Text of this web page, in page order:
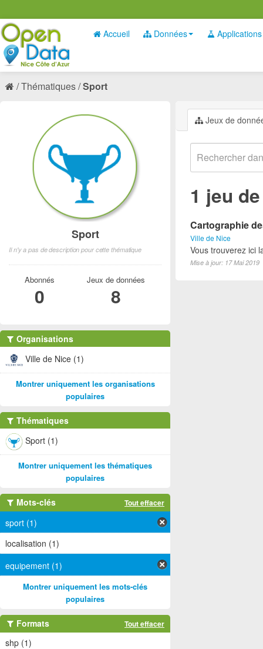
Accueil Données Applications
Thématiques Sport
Jeux de
1 jeu
Cartographie
Ville de Nice
Vous trouverez ici
Mise à jour: 17 Mai 2019
Sport
Il n'y a pas de description pour cette thématique
Abonnés
0
Jeux de données
8
Organisations
Ville de Nice (1)
Montrer uniquement les organisations
populaires
Thématiques
Sport (1)
Montrer uniquement les thématiques
populaires
Mots-clés Tout effacer
sport (1)
localisation (1)
equipement (1)
Montrer uniquement les mots-clés
populaires
Formats Tout effacer
shp (1)